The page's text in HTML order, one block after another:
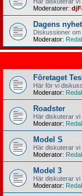
Moderatorer:
Dagens nyhet
Diskussioner
Moderator:
Företaget
Här för vi
Moderator:
Roadster
Här diskuterar vi
Moderator:
Model S
Här diskuterar vi
Moderator:
Model 3
Här diskuterar vi
Moderator: